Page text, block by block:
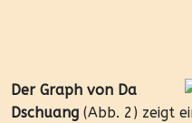
Der Graph von Da
Dschuang (Abb. 2) zeigt